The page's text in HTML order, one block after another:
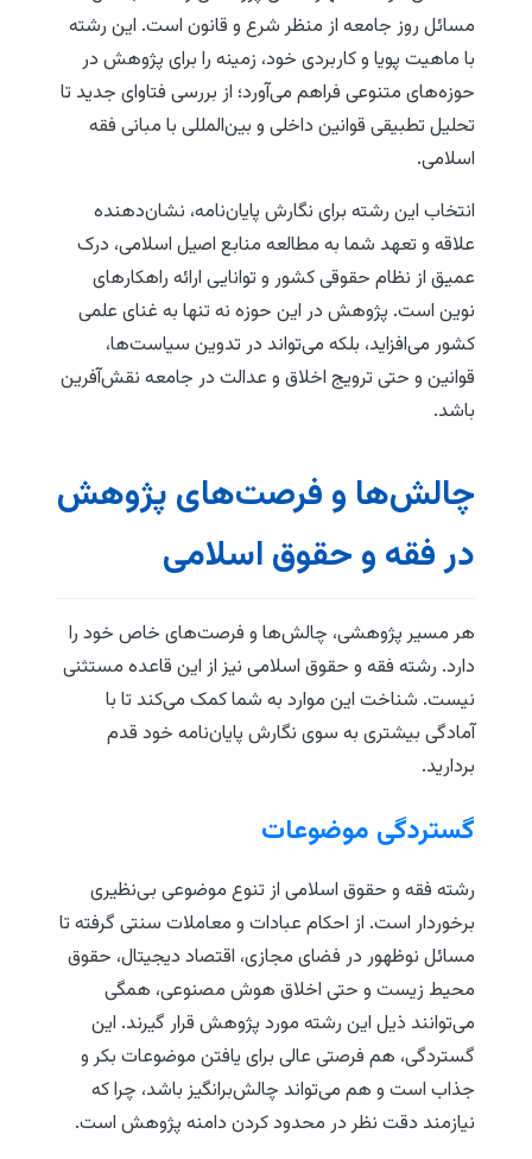
مسائل روز جامعه از منظر شرع و قانون است. این رشته
با ماهیت پویا و کاربردی خود، زمینه را برای پژوهش در
حوزه‌های متنوعی فراهم می‌آورد؛ از بررسی فتاوای جدید تا
تحلیل تطبیقی قوانین داخلی و بین‌المللی با مبانی فقه
اسلامی.
انتخاب این رشته برای نگارش پایان‌نامه، نشان‌دهنده
علاقه و تعهد شما به مطالعه منابع اصیل اسلامی، درک
عمیق از نظام حقوقی کشور و توانایی ارائه راهکارهای
نوین است. پژوهش در این حوزه نه تنها به غنای علمی
کشور می‌افزاید، بلکه می‌تواند در تدوین سیاست‌ها،
قوانین و حتی ترویج اخلاق و عدالت در جامعه نقش‌آفرین
باشد.
چالش‌ها و فرصت‌های پژوهش
در فقه و حقوق اسلامی
هر مسیر پژوهشی، چالش‌ها و فرصت‌های خاص خود را
دارد. رشته فقه و حقوق اسلامی نیز از این قاعده مستثنی
نیست. شناخت این موارد به شما کمک می‌کند تا با
آمادگی بیشتری به سوی نگارش پایان‌نامه خود قدم
بردارید.
گستردگی موضوعات
رشته فقه و حقوق اسلامی از تنوع موضوعی بی‌نظیری
برخوردار است. از احکام عبادات و معاملات سنتی گرفته تا
مسائل نوظهور در فضای مجازی، اقتصاد دیجیتال، حقوق
محیط زیست و حتی اخلاق هوش مصنوعی، همگی
می‌توانند ذیل این رشته مورد پژوهش قرار گیرند. این
گستردگی، هم فرصتی عالی برای یافتن موضوعات بکر و
جذاب است و هم می‌تواند چالش‌برانگیز باشد، چرا که
نیازمند دقت نظر در محدود کردن دامنه پژوهش است.